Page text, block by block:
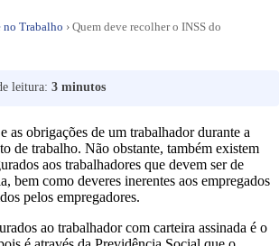
no Trabalho › Quem deve recolher o INSS do
leitura: 3 minutos
as obrigações de um trabalhador durante a
de trabalho. Não obstante, também existem
aos trabalhadores que devem ser de
bem como deveres inerentes aos empregados
pelos empregadores.
ao trabalhador com carteira assinada é o